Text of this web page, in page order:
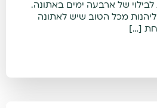
של ארבעה ימים באתונה.
מכל הטוב שיש לאתונה
[…]